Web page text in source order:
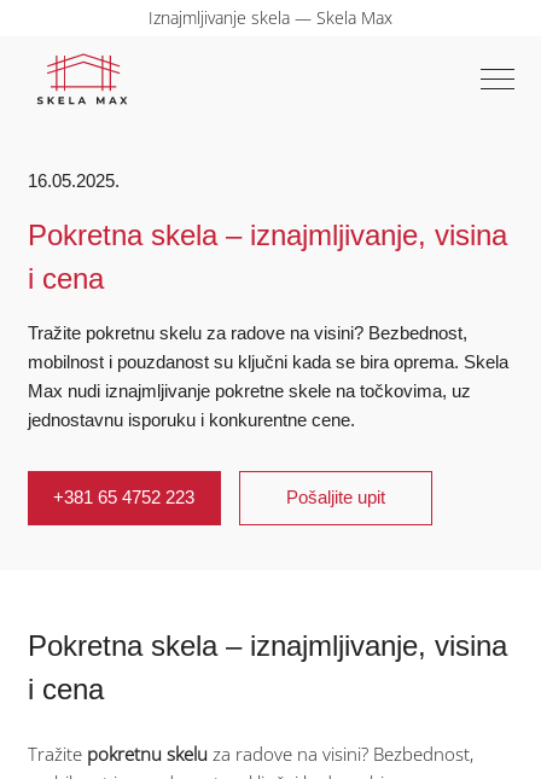
Iznajmljivanje skela — Skela Max
16.05.2025.
Pokretna skela – iznajmljivanje, visina
i cena
Tražite pokretnu skelu za radove na visini? Bezbednost,
mobilnost i pouzdanost su ključni kada se bira oprema. Skela
Max nudi iznajmljivanje pokretne skele na točkovima, uz
jednostavnu isporuku i konkurentne cene.
+381 65 4752 223 Pošaljite upit
Pokretna skela – iznajmljivanje, visina
i cena
Tražite pokretnu skeluza radove na visini? Bezbednost,